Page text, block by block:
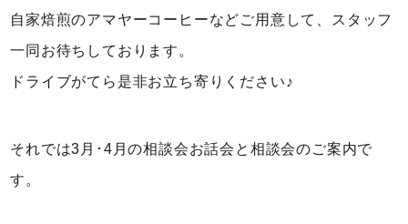
自家焙煎のアマヤーコーヒーなどご用意して、スタッフ
一同お待ちしております。
ドライブがてら是非お立ち寄りください♪
それでは3月･4月の相談会お話会と相談会のご案内で
す。